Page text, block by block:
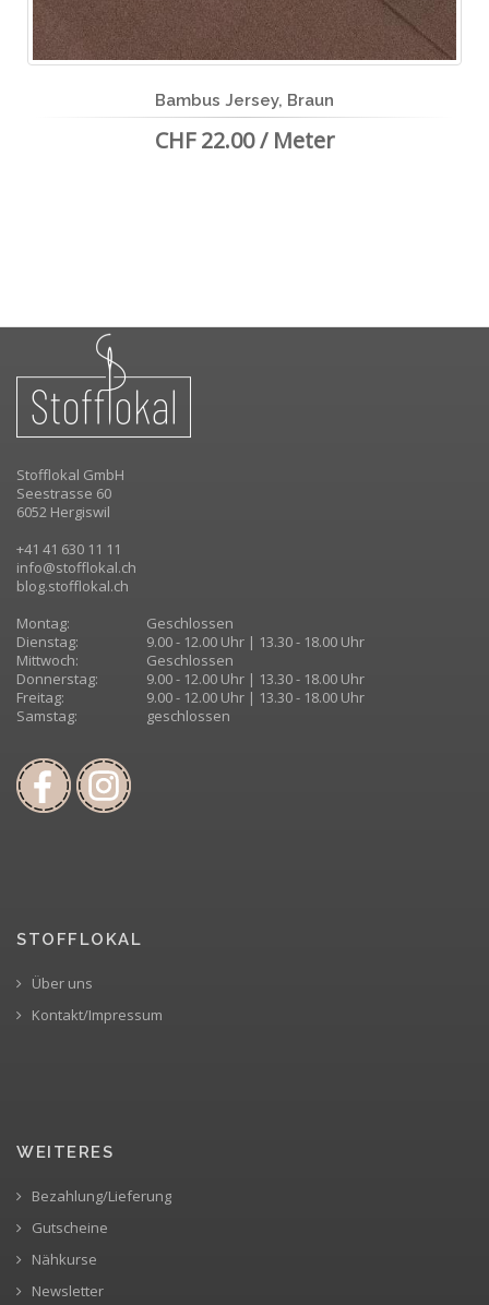
Bambus Jersey, Braun
CHF 22.00 / Meter
Stofflokal GmbH
Seestrasse 60
6052 Hergiswil
+41 41 630 11 11
info@stofflokal.ch
blog.stofflokal.ch
Montag:
Geschlossen
Dienstag:
9.00 - 12.00 Uhr | 13.30 - 18.00 Uhr
Mittwoch:
Geschlossen
Donnerstag:
9.00 - 12.00 Uhr | 13.30 - 18.00 Uhr
Freitag:
9.00 - 12.00 Uhr | 13.30 - 18.00 Uhr
Samstag:
geschlossen
STOFFLOKAL
Über uns
Kontakt/Impressum
WEITERES
Bezahlung/Lieferung
Gutscheine
Nähkurse
Newsletter